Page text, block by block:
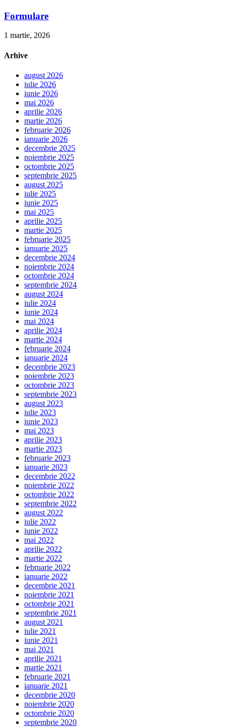
Formulare
1 martie, 2026
Arhive
august 2026
iulie 2026
iunie 2026
mai 2026
aprilie 2026
martie 2026
februarie 2026
ianuarie 2026
decembrie 2025
noiembrie 2025
octombrie 2025
septembrie 2025
august 2025
iulie 2025
iunie 2025
mai 2025
aprilie 2025
martie 2025
februarie 2025
ianuarie 2025
decembrie 2024
noiembrie 2024
octombrie 2024
septembrie 2024
august 2024
iulie 2024
iunie 2024
mai 2024
aprilie 2024
martie 2024
februarie 2024
ianuarie 2024
decembrie 2023
noiembrie 2023
octombrie 2023
septembrie 2023
august 2023
iulie 2023
iunie 2023
mai 2023
aprilie 2023
martie 2023
februarie 2023
ianuarie 2023
decembrie 2022
noiembrie 2022
octombrie 2022
septembrie 2022
august 2022
iulie 2022
iunie 2022
mai 2022
aprilie 2022
martie 2022
februarie 2022
ianuarie 2022
decembrie 2021
noiembrie 2021
octombrie 2021
septembrie 2021
august 2021
iulie 2021
iunie 2021
mai 2021
aprilie 2021
martie 2021
februarie 2021
ianuarie 2021
decembrie 2020
noiembrie 2020
octombrie 2020
septembrie 2020